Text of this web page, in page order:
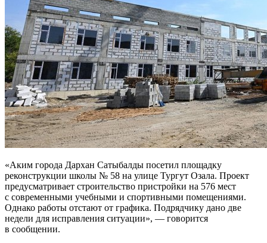
«Аким города Дархан Сатыбалды посетил площадку
реконструкции школы № 58 на улице Тургут Озала. Проект
предусматривает строительство пристройки на 576 мест
с современными учебными и спортивными помещениями.
Однако работы отстают от графика. Подрядчику дано две
недели для исправления ситуации», — говорится
в сообщении.